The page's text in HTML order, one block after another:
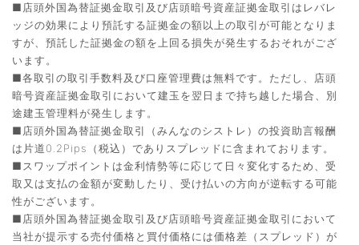
■店頭外国為替証拠金取引及び店頭暗号資産証拠金取引はレバレ
ッジの効果により預託する証拠金の額以上の取引が可能となりま
すが、預託した証拠金の額を上回る損失が発生するおそれがござ
います。
■各取引の取引手数料及び口座管理費は無料です。ただし、店頭
暗号資産証拠金取引において建玉を翌日まで持ち越した場合、別
途建玉管理料が発生します。
■店頭外国為替証拠金取引（みんなのシストレ）の投資助言報酬
は片道0.2Pips（税込）でありスプレッドに含まれております。
■スワップポイントは金利情勢等に応じて日々変化するため、受
取又は支払の金額が変動したり、受け払いの方向が逆転する可能
性がございます。
■店頭外国為替証拠金取引及び店頭暗号資産証拠金取引において
当社が提示する売付価格と買付価格には価格差（スプレッド）が